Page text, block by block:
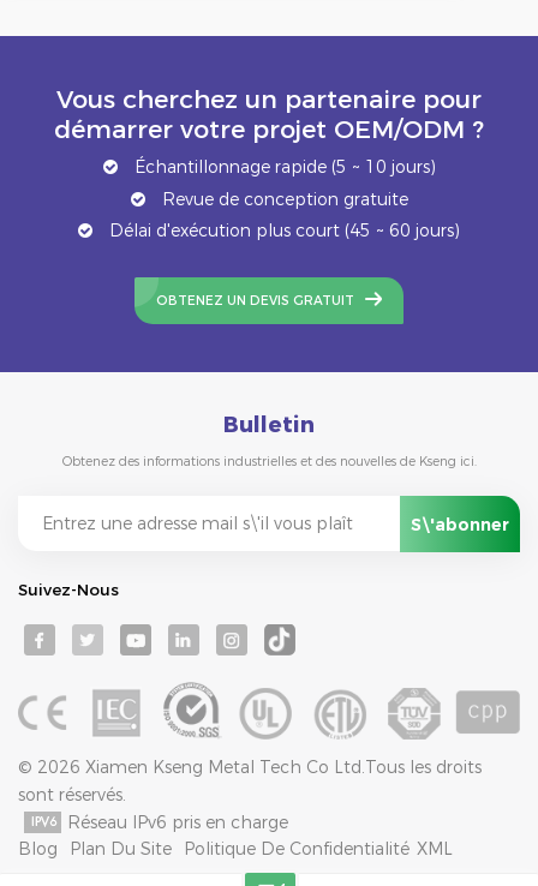
Vous cherchez un partenaire pour
démarrer votre projet OEM/ODM ?
Échantillonnage rapide (5 ~ 10 jours)
Revue de conception gratuite
Délai d'exécution plus court (45 ~ 60 jours)
OBTENEZ UN DEVIS GRATUIT
Bulletin
Obtenez des informations industrielles et des nouvelles de Kseng ici.
Suivez-Nous
© 2026 Xiamen Kseng Metal Tech Co Ltd.Tous les droits
sont réservés.
Réseau IPv6 pris en charge
Blog
Plan Du Site Politique De Confidentialité XML